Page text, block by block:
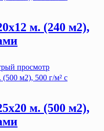
м. (240 м2),
просмотр
м. (500 м2),